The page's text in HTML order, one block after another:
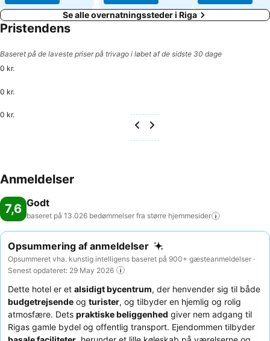
Se alle overnatningssteder i Riga
Pristendens
Baseret på de laveste priser på trivago i løbet af de sidste 30 dage
0 kr.
0 kr.
0 kr.
Anmeldelser
7,6 Godt
baseret på 13.026 bedømmelser fra større hjemmesider
Opsummering af anmeldelser
Opsummeret vha. kunstig intelligens baseret på 900+ gæsteanmeldelser ·
Senest opdateret: 29 May 2026
Dette hotel er et alsidigt bycentrum, der henvender sig til både
budgetrejsende og turister, og tilbyder en hjemlig og rolig
atmosfære. Dets praktiske beliggenhed giver nem adgang til
Rigas gamle bydel og offentlig transport. Ejendommen tilbyder